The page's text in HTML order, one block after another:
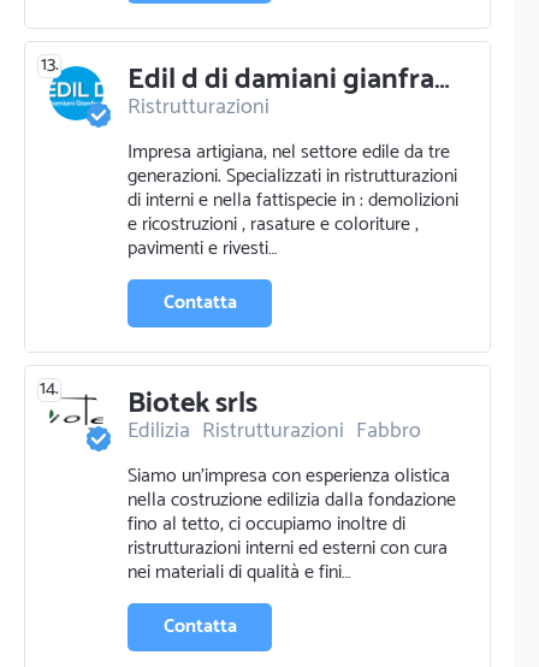
13. Edil d di damiani gianfranco
Ristrutturazioni
Opere murarie Edilizia
Impresa artigiana, nel settore edile da tre
generazioni. Specializzati in ristrutturazioni
di interni e nella fattispecie in : demolizioni
e ricostruzioni , rasature e coloriture ,
pavimenti e rivesti…
Contatta
14. Biotek srls
Edilizia Ristrutturazioni Fabbro
Energia rinnovabile
Siamo un'impresa con esperienza olistica
nella costruzione edilizia dalla fondazione
fino al tetto, ci occupiamo inoltre di
ristrutturazioni interni ed esterni con cura
nei materiali di qualità e fini…
Contatta